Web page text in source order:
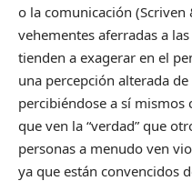
o la comunicación (Scriven
vehementes aferradas a
tienden a exagerar en el
una percepción alterada
percibiéndose a sí mismos
que ven la “verdad” que
personas a menudo ven
ya que están convencidos